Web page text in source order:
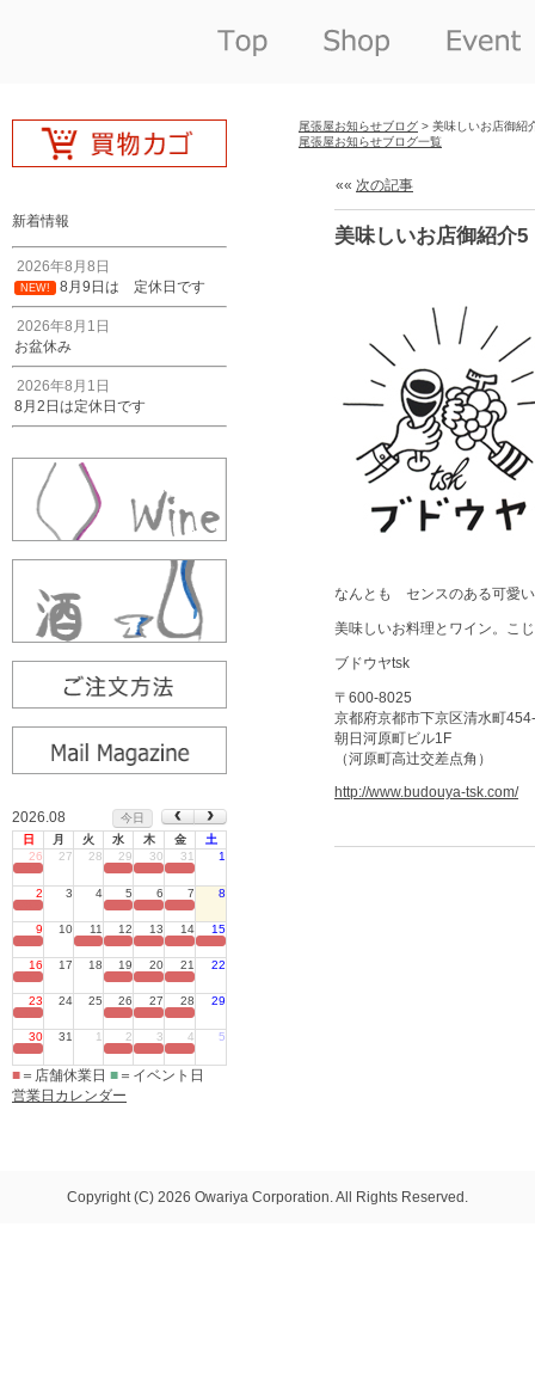
新着情報
2026年8月8日
NEW! 8月9日は 定休日です
2026年8月1日
お盆休み
2026年8月1日
8月2日は定休日です
2026.08
今日
日
月 火 水 木 金
土
26
27 28 29 30 31 1
2 3 4 5 6 7 8
9 10 11 12 13 14 15
16 17 18 19 20 21 22
23 24 25 26 27 28 29
30 31 1 2 3 4 5
■ ＝店舗休業日 ■ ＝イベント日
営業日カレンダー
尾張屋お知らせブログ > 美味しいお店御紹
尾張屋お知らせブログ一覧
«« 次の記事
美味しいお店御紹介5
なんとも センスのある可愛
美味しいお料理とワイン。
ブドウヤtsk
〒600-8025
京都府京都市下京区清水町
朝日河原町ビル1F
（河原町高辻交差点角）
http://www.budouya-tsk.com/
Copyright (C) 2026 Owariya Corporation. All Rights Reserved.